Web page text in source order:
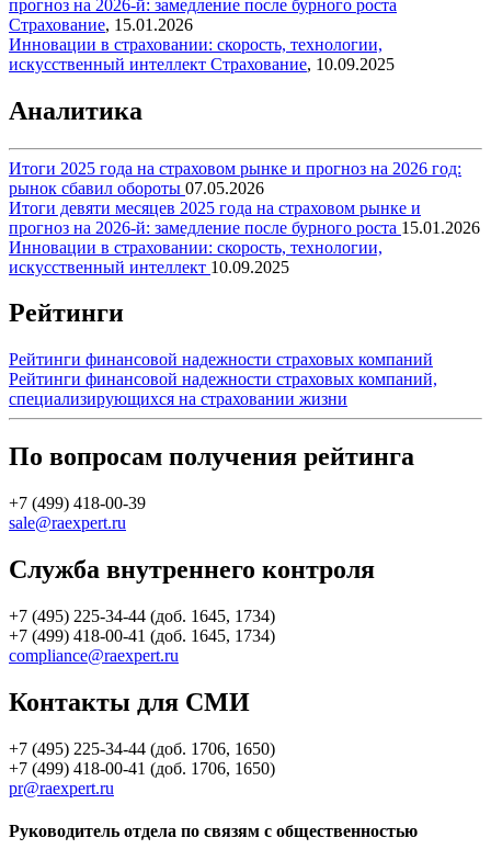
прогноз на 2026-й: замедление после бурного роста
Страхование, 15.01.2026
Инновации в страховании: скорость, технологии,
искусственный интеллект Страхование, 10.09.2025
Аналитика
Итоги 2025 года на страховом рынке и прогноз на 2026 год:
рынок сбавил обороты 07.05.2026
Итоги девяти месяцев 2025 года на страховом рынке и
прогноз на 2026-й: замедление после бурного роста 15.01.2026
Инновации в страховании: скорость, технологии,
искусственный интеллект 10.09.2025
Рейтинги
Рейтинги финансовой надежности страховых компаний
Рейтинги финансовой надежности страховых компаний,
специализирующихся на страховании жизни
По вопросам получения рейтинга
+7 (499) 418-00-39
sale@raexpert.ru
Служба внутреннего контроля
+7 (495) 225-34-44 (доб. 1645, 1734)
+7 (499) 418-00-41 (доб. 1645, 1734)
compliance@raexpert.ru
Контакты для СМИ
+7 (495) 225-34-44 (доб. 1706, 1650)
+7 (499) 418-00-41 (доб. 1706, 1650)
pr@raexpert.ru
Руководитель отдела по связям с общественностью